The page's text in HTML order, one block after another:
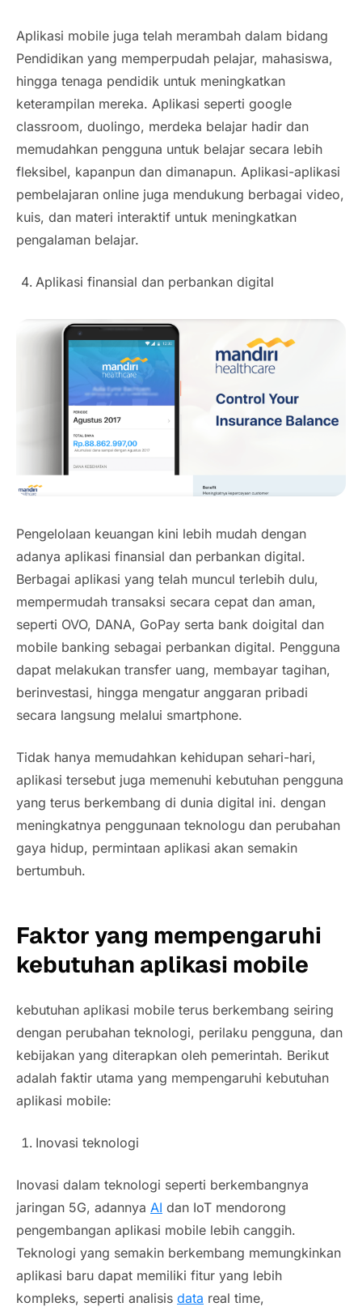
Aplikasi mobile juga telah merambah dalam bidang
Pendidikan yang memperpudah pelajar, mahasiswa,
hingga tenaga pendidik untuk meningkatkan
keterampilan mereka. Aplikasi seperti google
classroom, duolingo, merdeka belajar hadir dan
memudahkan pengguna untuk belajar secara lebih
fleksibel, kapanpun dan dimanapun. Aplikasi-aplikasi
pembelajaran online juga mendukung berbagai video,
kuis, dan materi interaktif untuk meningkatkan
pengalaman belajar.
Aplikasi finansial dan perbankan digital
Pengelolaan keuangan kini lebih mudah dengan
adanya aplikasi finansial dan perbankan digital.
Berbagai aplikasi yang telah muncul terlebih dulu,
mempermudah transaksi secara cepat dan aman,
seperti OVO, DANA, GoPay serta bank doigital dan
mobile banking sebagai perbankan digital. Pengguna
dapat melakukan transfer uang, membayar tagihan,
berinvestasi, hingga mengatur anggaran pribadi
secara langsung melalui smartphone.
Tidak hanya memudahkan kehidupan sehari-hari,
aplikasi tersebut juga memenuhi kebutuhan pengguna
yang terus berkembang di dunia digital ini. dengan
meningkatnya penggunaan teknologu dan perubahan
gaya hidup, permintaan aplikasi akan semakin
bertumbuh.
Faktor yang mempengaruhi
kebutuhan aplikasi mobile
kebutuhan aplikasi mobile terus berkembang seiring
dengan perubahan teknologi, perilaku pengguna, dan
kebijakan yang diterapkan oleh pemerintah. Berikut
adalah faktir utama yang mempengaruhi kebutuhan
aplikasi mobile:
Inovasi teknologi
Inovasi dalam teknologi seperti berkembangnya
jaringan 5G, adannya AI dan IoT mendorong
pengembangan aplikasi mobile lebih canggih.
Teknologi yang semakin berkembang memungkinkan
aplikasi baru dapat memiliki fitur yang lebih
kompleks, seperti analisis data real time,